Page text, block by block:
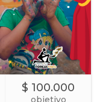
$ 100.000
objetivo